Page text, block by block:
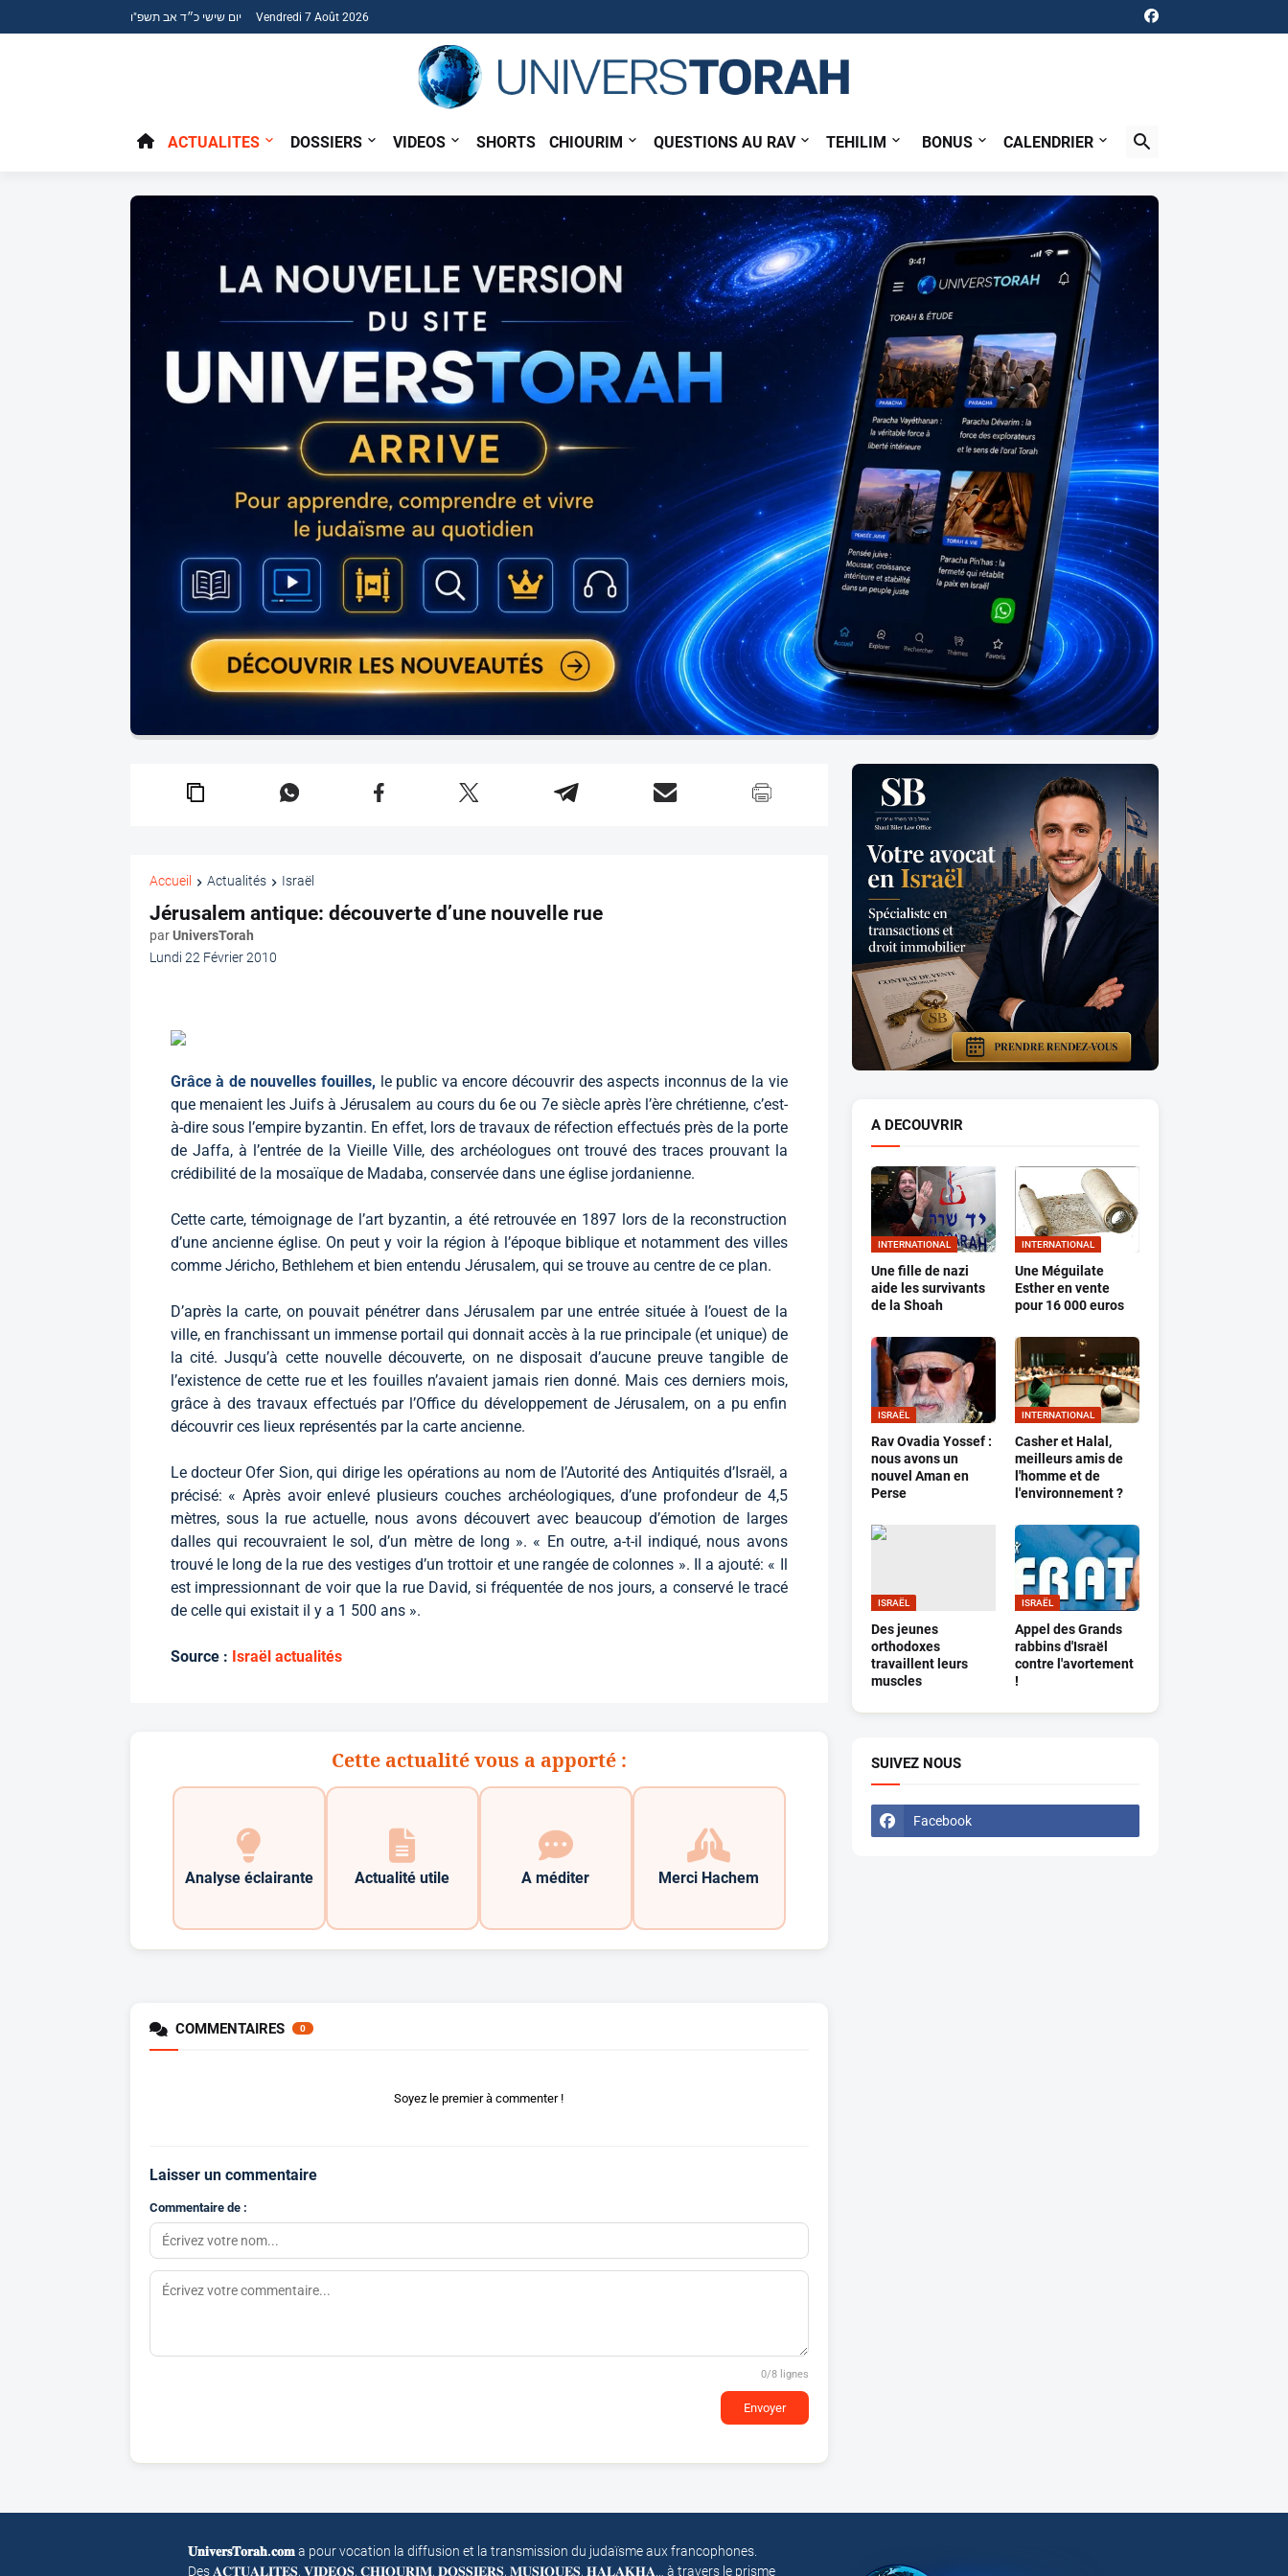
יום שישי כ״ד אב תשפ"ו Vendredi 7 Août 2026
ACTUALITES DOSSIERS VIDEOS SHORTS CHIOURIM QUESTIONS AU RAV TEHILIM BONUS CALENDRIER
Accueil Actualités Israël
Jérusalem antique: découverte d’une nouvelle rue
parUniversTorah
Lundi 22 Février 2010
Grâce à de nouvelles fouilles, le public va encore découvrir des aspects inconnus de la vie
que menaient les Juifs à Jérusalem au cours du 6e ou 7e siècle après l’ère chrétienne, c’est-
à-dire sous l’empire byzantin. En effet, lors de travaux de réfection effectués près de la porte
de Jaffa, à l’entrée de la Vieille Ville, des archéologues ont trouvé des traces prouvant la
crédibilité de la mosaïque de Madaba, conservée dans une église jordanienne.
Cette carte, témoignage de l’art byzantin, a été retrouvée en 1897 lors de la reconstruction
d’une ancienne église. On peut y voir la région à l’époque biblique et notamment des villes
comme Jéricho, Bethlehem et bien entendu Jérusalem, qui se trouve au centre de ce plan.
D’après la carte, on pouvait pénétrer dans Jérusalem par une entrée située à l’ouest de la
ville, en franchissant un immense portail qui donnait accès à la rue principale (et unique) de
la cité. Jusqu’à cette nouvelle découverte, on ne disposait d’aucune preuve tangible de
l’existence de cette rue et les fouilles n’avaient jamais rien donné. Mais ces derniers mois,
grâce à des travaux effectués par l’Office du développement de Jérusalem, on a pu enfin
découvrir ces lieux représentés par la carte ancienne.
Le docteur Ofer Sion, qui dirige les opérations au nom de l’Autorité des Antiquités d’Israël, a
précisé: « Après avoir enlevé plusieurs couches archéologiques, d’une profondeur de 4,5
mètres, sous la rue actuelle, nous avons découvert avec beaucoup d’émotion de larges
dalles qui recouvraient le sol, d’un mètre de long ». « En outre, a-t-il indiqué, nous avons
trouvé le long de la rue des vestiges d’un trottoir et une rangée de colonnes ». Il a ajouté: « Il
est impressionnant de voir que la rue David, si fréquentée de nos jours, a conservé le tracé
de celle qui existait il y a 1 500 ans ».
Source : Israël actualités
Cette actualité vous a apporté :
Analyse éclairante Actualité utile A méditer Merci Hachem
COMMENTAIRES 0
Soyez le premier à commenter !
Laisser un commentaire
Commentaire de :
0/8 lignes
Envoyer
A DECOUVRIR
INTERNATIONAL
Une fille de nazi
aide les survivants
de la Shoah
INTERNATIONAL
Une Méguilate
Esther en vente
pour 16 000 euros
ISRAËL
Rav Ovadia Yossef :
nous avons un
nouvel Aman en
Perse
INTERNATIONAL
Casher et Halal,
meilleurs amis de
l'homme et de
l'environnement ?
ISRAËL
Des jeunes
orthodoxes
travaillent leurs
muscles
ISRAËL
Appel des Grands
rabbins d'Israël
contre l'avortement
!
SUIVEZ NOUS
Facebook
𝐔𝐧𝐢𝐯𝐞𝐫𝐬𝐓𝐨𝐫𝐚𝐡.𝐜𝐨𝐦a pour vocation la diffusion et la transmission du judaïsme aux francophones.
Des 𝐀𝐂𝐓𝐔𝐀𝐋𝐈𝐓𝐄𝐒, 𝐕𝐈𝐃𝐄𝐎𝐒, 𝐂𝐇𝐈𝐎𝐔𝐑𝐈𝐌, 𝐃𝐎𝐒𝐒𝐈𝐄𝐑𝐒, 𝐌𝐔𝐒𝐈𝐐𝐔𝐄𝐒, 𝐇𝐀𝐋𝐀𝐊𝐇𝐀… à travers le prisme